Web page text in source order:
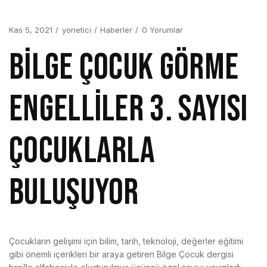
Kas 5, 2021 yonetici Haberler 0 Yorumlar
Bilge Çocuk Görme
Engelliler 3. Sayısı
çocuklarla
buluşuyor
Çocukların gelişimi için bilim, tarih, teknoloji, değerler eğitimi
gibi önemli içerikleri bir araya getiren Bilge Çocuk dergisi